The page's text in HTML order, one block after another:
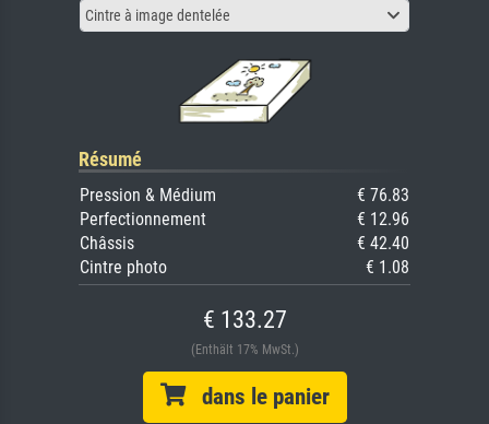
Cintre à image dentelée
Résumé
Pression & Médium
€ 76.83
Perfectionnement
€ 12.96
Châssis
€ 42.40
Cintre photo
€ 1.08
€ 133.27
(Enthält 17% MwSt.)
dans le panier